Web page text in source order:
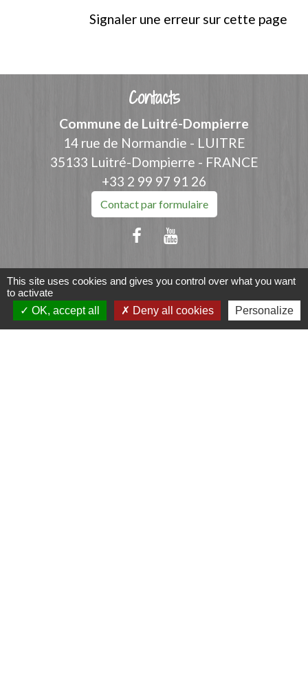
Signaler une erreur sur cette page
Contacts
Commune de Luitré-Dompierre
14 rue de Normandie - LUITRE
35133 Luitré-Dompierre - FRANCE
+33 2 99 97 91 26
Contact par formulaire
Liens
Fougères Agglomération
This site uses cookies and gives you control over what you want
to activate
OK, accept all
Deny all cookies Personalize